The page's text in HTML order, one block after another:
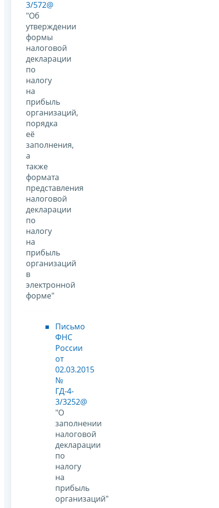
3/572@
"Об
утверждении
формы
налоговой
декларации
по
налогу
на
прибыль
организаций,
порядка
её
заполнения,
а
также
формата
представления
налоговой
декларации
по
налогу
на
прибыль
организаций
в
электронной
форме"
Письмо
ФНС
России
от
02.03.2015
№
ГД-4-
3/3252@
"О
заполнении
налоговой
декларации
по
налогу
на
прибыль
организаций"